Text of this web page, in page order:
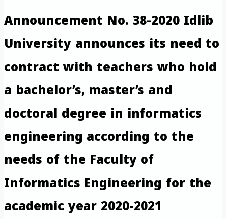
Announcement No. 38-2020 Idlib
University announces its need to
contract with teachers who hold
a bachelor’s, master’s and
doctoral degree in informatics
engineering according to the
needs of the Faculty of
Informatics Engineering for the
academic year 2020-2021